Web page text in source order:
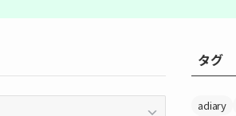
タグ
adiary